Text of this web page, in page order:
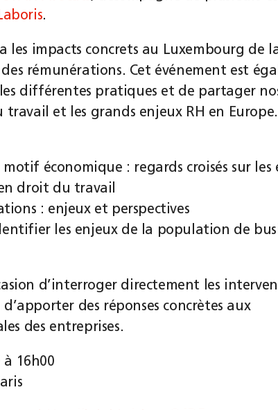
.
les impacts concrets au Luxembourg de
rémunérations. Cet événement est
différentes pratiques et de partager
et les grands enjeux RH en Europe.
économique : regards croisés sur les
droit du travail
: enjeux et perspectives
les enjeux de la population de
d’interroger directement les
des réponses concrètes aux
des entreprises.
à 16h00